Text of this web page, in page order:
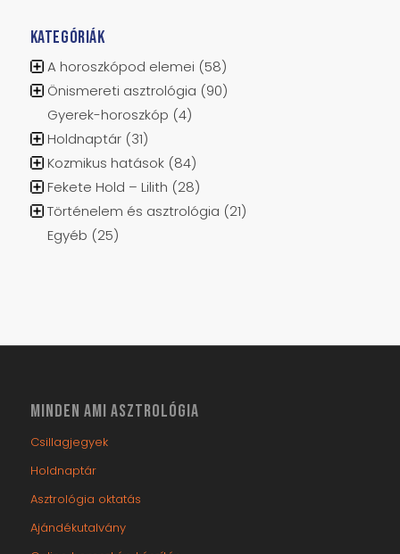
Önismereti asztrológia
Gyerek-horoszkóp
Holdnaptár
(31)
Kozmikus hatások
(84)
Fekete Hold – Lilith
Történelem és asztrológia
Egyéb
(25)
Holdnaptár
Asztrológia oktatás
Ajándékutalvány
Online horoszkóp készítés
Online aszcendens számítás